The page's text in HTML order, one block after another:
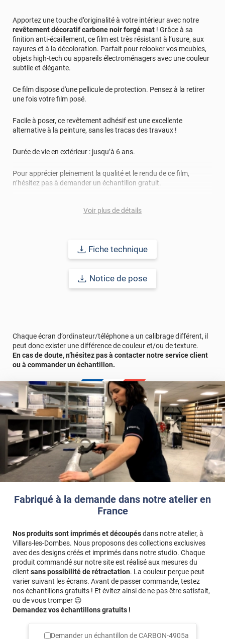
Fabriqué à la demande dans notre atelier en
France
Nos produits sont imprimés et découpésdans notre atelier, à
Villars-les-Dombes. Nous proposons des collections exclusives
avec des designs créés et imprimés dans notre studio. Chaque
produit commandé sur notre site est réalisé aux mesures du
client sans possibilité de rétractation. La couleur perçue peut
varier suivant les écrans. Avant de passer commande, testez
nos échantillons gratuits ! Et évitez ainsi de ne pas être satisfait,
ou de vous tromper 😉
Demandez vos échantillons gratuits !
Demander un échantillon deCARBON-4905a
Apportez une touche d’originalité à votre intérieur avec notre
revêtement décoratif carbone noir forgé mat ! Grâce à sa
finition anti-écaillement, ce film est très résistant à l’usure, aux
rayures et à la décoloration. Parfait pour relooker vos meubles,
objets high-tech ou appareils électroménagers avec une couleur
subtile et élégante.
Ce film dispose d'une pellicule de protection. Pensez à la retirer
une fois votre film posé.
Facile à poser, ce revêtement adhésif est une excellente
alternative à la peinture, sans les tracas des travaux !
Durée de vie en extérieur : jusqu’à 6 ans.
Pour apprécier pleinement la qualité et le rendu de ce film,
n’hésitez pas à demander un échantillon gratuit.
Voir plus de détails
Fiche technique
Notice de pose
Chaque écran d’ordinateur/téléphone a un calibrage différent, il
peut donc exister une différence de couleur et/ou de texture.
En cas de doute, n’hésitez pas à contacter notre service client
ou à commander un échantillon.